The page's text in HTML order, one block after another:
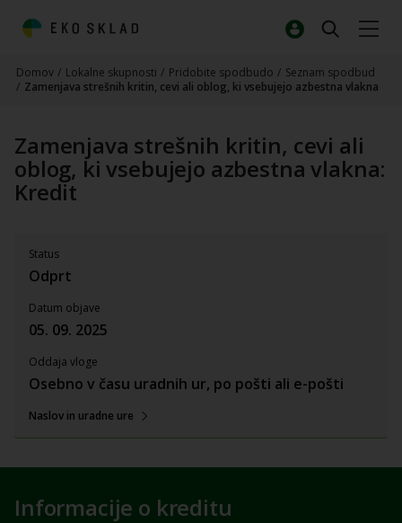
Domov / Lokalne skupnosti / Pridobite spodbudo / Seznam spodbud
/ Zamenjava strešnih kritin, cevi ali oblog, ki vsebujejo azbestna vlakna
Zamenjava strešnih kritin, cevi ali
oblog, ki vsebujejo azbestna vlakna:
Kredit
Informacije o kreditu
Status
Odprt
Datum objave
05. 09. 2025
Oddaja vloge
Osebno v času uradnih ur, po pošti ali e-pošti
Naslov in uradne ure